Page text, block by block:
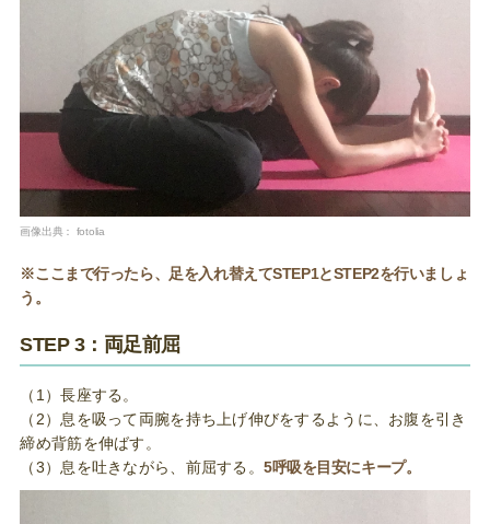
画像出典： fotolia
※ここまで行ったら、足を入れ替えてSTEP1とSTEP2を行いましょ
う。
STEP 3：両足前屈
（1）長座する。
（2）息を吸って両腕を持ち上げ伸びをするように、お腹を引き
締め背筋を伸ばす。
（3）息を吐きながら、前屈する。 5呼吸を目安にキープ。